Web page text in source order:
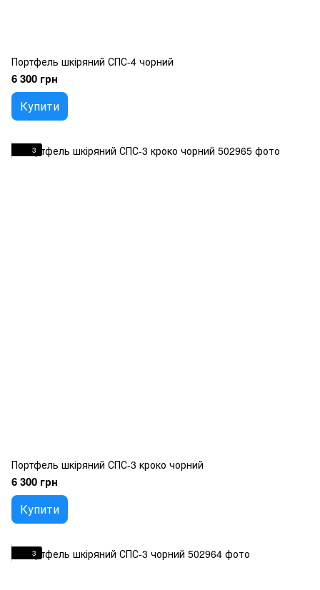
Портфель шкіряний СПС-4 чорний
6 300 грн
Купити
3
Портфель шкіряний СПС-3 кроко чорний
6 300 грн
Купити
3